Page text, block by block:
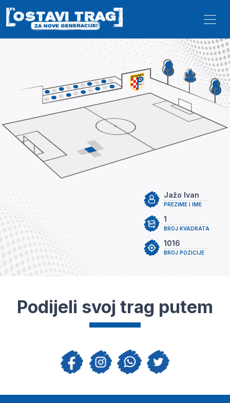
Skip to main content
PREZIME I IME
Jažo Ivan
BROJ KVADRATA
1
BROJ POZICIJE
1016
Podijeli svoj trag putem